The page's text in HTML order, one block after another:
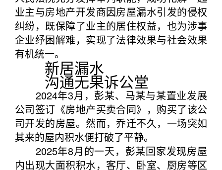
业主与房地产开发商因房屋漏水引发的侵权
纠纷，既保障了业主的居住权益，也为涉事
企业纾困解难，实现了法律效果与社会效果
有机统一。
新居漏水
沟通无果诉公堂
2024年3月，彭某、马某与某置业发展
公司签订《房地产买卖合同》，购买了该公
司开发的房屋。然而，乔迁不久，一场突如
其来的屋内积水便打破了平静。
2025年8月的一天，彭某回家发现房屋
内出现大面积积水，客厅、卧室、厨房等区